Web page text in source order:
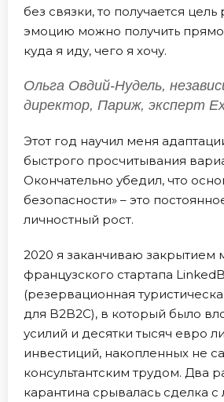
без связки, то получается
эмоцию можно получить
куда я иду, чего я хочу.
Ольга Овдий-Нудель,
директор, Париж, эксперт
Этот год научил меня
быстрого просчитывания
Окончательно убедил, что
безопасности» – это
личностный рост.
2020 я заканчиваю закрытием
французского стартапа
(резервационная
для B2B2C), в который было
усилий и десятки тысяч евро
инвестиций, накопленных не
консультантским трудом. Два
карантина срывалась сделка